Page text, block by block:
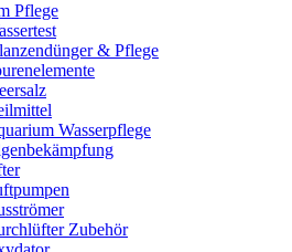
Pflege
& Pflege
Wasserpflege
Zubehör